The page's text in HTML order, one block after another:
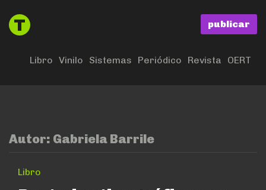
publicar
Libro Vinilo Sistemas Periódico Revista OERT
Autor: Gabriela Barrile
Libro